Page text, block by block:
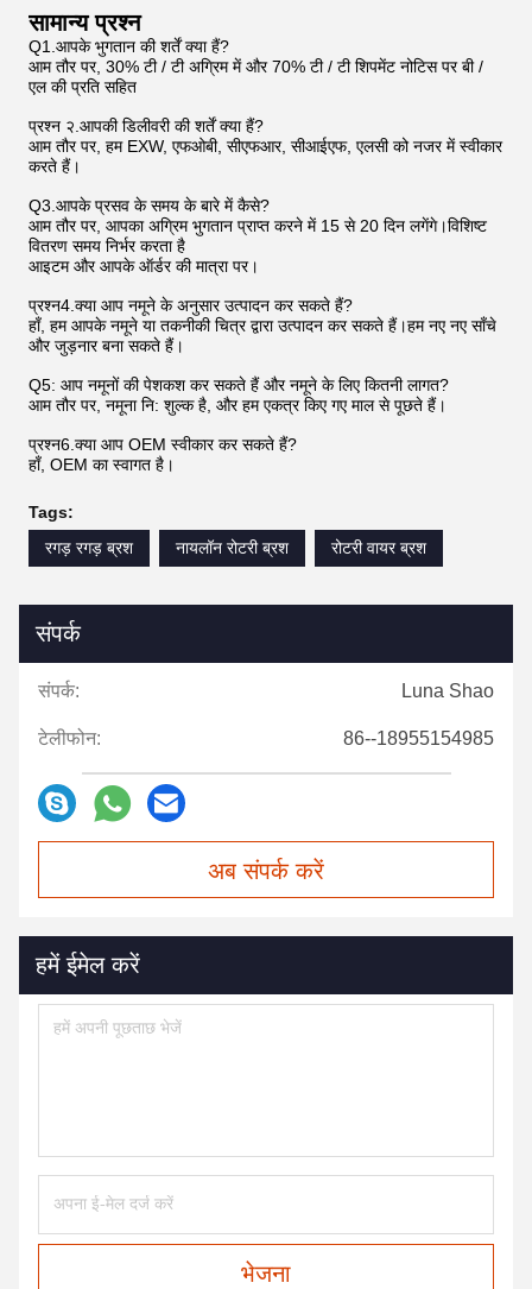
सामान्य प्रश्न
Q1.आपके भुगतान की शर्तें क्या हैं?
आम तौर पर, 30% टी / टी अग्रिम में और 70% टी / टी शिपमेंट नोटिस पर बी /
एल की प्रति सहित
प्रश्न २.आपकी डिलीवरी की शर्तें क्या हैं?
आम तौर पर, हम EXW, एफओबी, सीएफआर, सीआईएफ, एलसी को नजर में स्वीकार
करते हैं।
Q3.आपके प्रसव के समय के बारे में कैसे?
आम तौर पर, आपका अग्रिम भुगतान प्राप्त करने में 15 से 20 दिन लगेंगे।विशिष्ट
वितरण समय निर्भर करता है
आइटम और आपके ऑर्डर की मात्रा पर।
प्रश्न4.क्या आप नमूने के अनुसार उत्पादन कर सकते हैं?
हाँ, हम आपके नमूने या तकनीकी चित्र द्वारा उत्पादन कर सकते हैं।हम नए नए साँचे
और जुड़नार बना सकते हैं।
Q5: आप नमूनों की पेशकश कर सकते हैं और नमूने के लिए कितनी लागत?
आम तौर पर, नमूना नि: शुल्क है, और हम एकत्र किए गए माल से पूछते हैं।
प्रश्न6.क्या आप OEM स्वीकार कर सकते हैं?
हाँ, OEM का स्वागत है।
Tags:
रगड़ रगड़ ब्रश
नायलॉन रोटरी ब्रश रोटरी वायर ब्रश
संपर्क
संपर्क: Luna Shao
टेलीफोन: 86--18955154985
अब संपर्क करें
हमें ईमेल करें
भेजना